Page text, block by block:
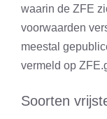
waarin de ZFE
voorwaarden
meestal
vermeld op
Soorten